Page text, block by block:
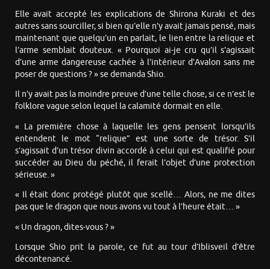
Elle avait accepté les explications de Shirona Kuraki et des
autres sans sourciller, si bien qu’elle n’y avait jamais pensé, mais
maintenant que quelqu’un en parlait, le lien entre la relique et
l’arme semblait douteux. « Pourquoi ai-je cru qu’il s’agissait
d’une arme dangereuse cachée à l’intérieur d’Avalon sans me
poser de questions ? » se demanda Shio.
Il n’y avait pas la moindre preuve d’une telle chose, si ce n’est le
folklore vague selon lequel la calamité dormait en elle.
« La première chose à laquelle les gens pensent lorsqu’ils
entendent le mot “relique” est une sorte de trésor. S’il
s’agissait d’un trésor divin accordé à celui qui est qualifié pour
succéder au Dieu du péché, il ferait l’objet d’une protection
sérieuse. »
« Il était donc protégé plutôt que scellé… Alors, ne me dites
pas que le dragon que nous avons vu tout à l’heure était… »
« Un dragon, dites-vous ? »
Lorsque Shio prit la parole, ce fut au tour d’Iblisveil d’être
décontenancé.